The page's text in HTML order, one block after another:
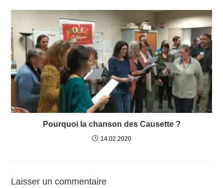
Pourquoi la chanson des Causette ?
14.02.2020
Laisser un commentaire